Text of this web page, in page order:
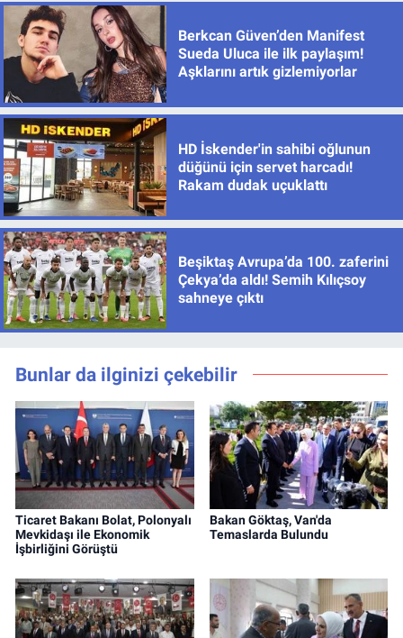
Berkcan Güven’den Manifest
Sueda Uluca ile ilk paylaşım!
Aşklarını artık gizlemiyorlar
HD İskender'in sahibi oğlunun
düğünü için servet harcadı!
Rakam dudak uçuklattı
Beşiktaş Avrupa’da 100. zaferini
Çekya’da aldı! Semih Kılıçsoy
sahneye çıktı
Bunlar da ilginizi çekebilir
Ticaret Bakanı Bolat, Polonyalı
Mevkidaşı ile Ekonomik
İşbirliğini Görüştü
Bakan Göktaş, Van'da
Temaslarda Bulundu